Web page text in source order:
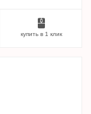
купить в 1 клик